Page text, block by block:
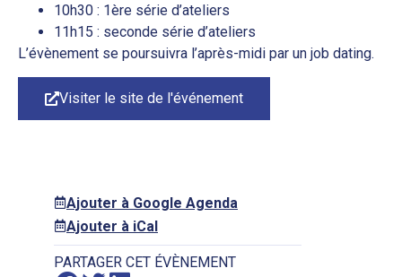
10h30 : 1ère série d’ateliers
11h15 : seconde série d’ateliers
L’évènement se poursuivra l’après-midi par un job dating.
Visiter le site de l'événement
Ajouter à Google Agenda
Ajouter à iCal
PARTAGER CET ÉVÈNEMENT